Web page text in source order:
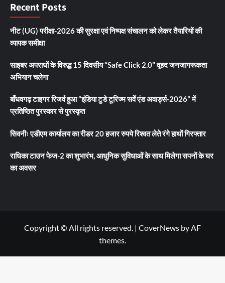
Recent Posts
नीट (UG) परीक्षा-2026 की सुरक्षा एवं निष्पक्ष संचालन को लेकर तैयारियों की
व्यापक समीक्षा
साइबर अपराधों के विरुद्ध 15 दिवसीय “Safe Click 2.0” वृहद जनजागरूकता
अभियान चलेगा
बाँधवगढ़ टाइगर रिजर्व हुआ “इंडिया टुडे टूरिज्म सर्वे एंड अवार्ड्स-2026” में
प्रतिष्ठित पुरस्कार से पुरस्कृत
सिवनीः एडीएम कार्यालय का रीडर 20 हजार रुपये रिश्वत लेते रंगे हाथों गिरफ्तार
राधिका टाउन फेज-2 का शुभारंभ, आधुनिक सुविधाओं के साथ मिलेगा सपनों के घर
का अवसर
Copyright © All rights reserved. | CoverNews by AF
themes.